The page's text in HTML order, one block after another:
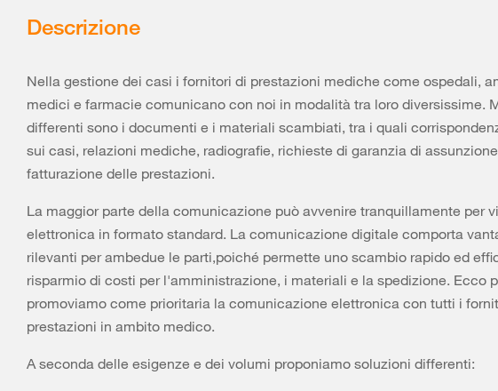
Descrizione
Nella gestione dei casi i fornitori di prestazioni mediche come ospedali,
medici e farmacie comunicano con noi in modalità tra loro diversissime.
differenti sono i documenti e i materiali scambiati, tra i quali
sui casi, relazioni mediche, radiografie, richieste di garanzia di
fatturazione delle prestazioni.
La maggior parte della comunicazione può avvenire tranquillamente per
elettronica in formato standard. La comunicazione digitale comporta
rilevanti per ambedue le parti,poiché permette uno scambio rapido ed
risparmio di costi per l'amministrazione, i materiali e la spedizione. Ecco
promoviamo come prioritaria la comunicazione elettronica con tutti i
prestazioni in ambito medico.
A seconda delle esigenze e dei volumi proponiamo soluzioni differenti: